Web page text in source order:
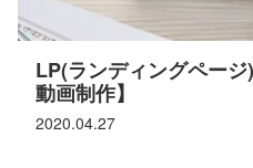
2020.04.27
LP(ランディングペー
動画制作】